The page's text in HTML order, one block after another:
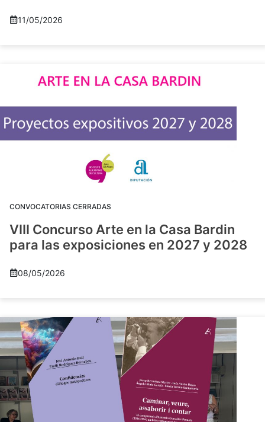
11/05/2026
CONVOCATORIAS CERRADAS
VIII Concurso Arte en la Casa Bardin
para las exposiciones en 2027 y 2028
08/05/2026